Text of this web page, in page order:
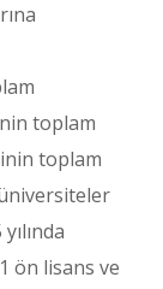
toplam
toplam
ön lisans ve